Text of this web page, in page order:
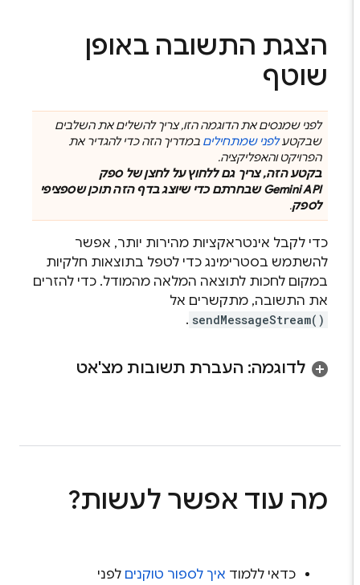
הצגת התשובה באופן
שוטף
לפני שמנסים את הדוגמה הזו, צריך להשלים את השלבים
שבקטעלפני שמתחיליםבמדריך הזה כדי להגדיר את
הפרויקט והאפליקציה.
בקטע הזה, צריך גם ללחוץ על לחצן של ספק
Gemini APIשבחרתם כדי שיוצג בדף הזה תוכן שספציפי
לספק.
כדי לקבל אינטראקציות מהירות יותר, אפשר
להשתמש בסטרימינג כדי לטפל בתוצאות חלקיות
במקום לחכות לתוצאה המלאה מהמודל. כדי להזרים
את התשובה, מתקשרים אל
sendMessageStream()
.
לדוגמה: העברת תשובות מצ'אט
מה עוד אפשר לעשות?
כדאי ללמודאיך לספור טוקניםלפני